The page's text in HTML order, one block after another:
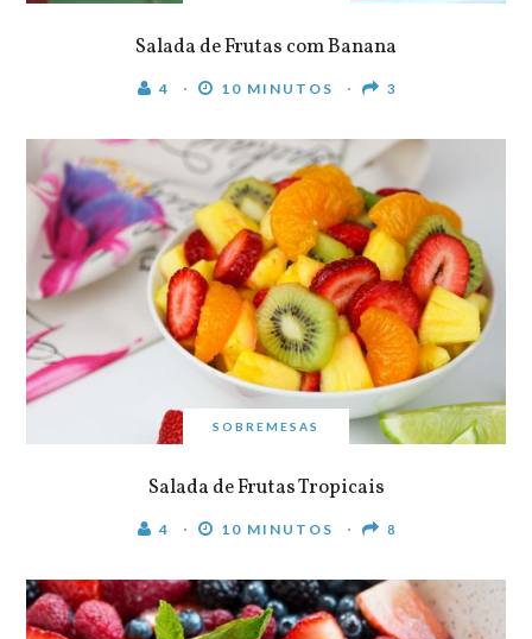
Salada de Frutas com Banana
4 10 MINUTOS 3
SOBREMESAS
Salada de Frutas Tropicais
4 10 MINUTOS 8